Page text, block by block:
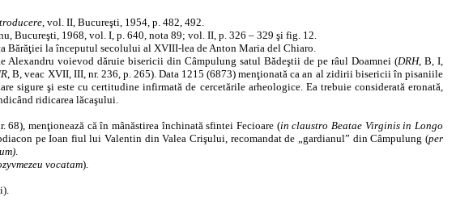
, vol. II, Bucureşti, 1954, p. 482, 492.
Bucureşti, 1968, vol. I, p. 640, nota 89; vol. II, p. 326 – 329 şi fig. 12.
Bărăţiei la începutul secolului al XVIII‑lea de Anton Maria del Chiaro.
voievod dăruie bisericii din Câmpulung satul Bădeştii de pe râul Doamnei (DRH, B, I,
, B, veac XVII, III, nr. 236, p. 265). Data 1215 (6873) menţionată ca an al zidirii bisericii în pisaniile
sigure şi este cu certitudine infirmată de cercetările arheologice. Ea trebuie considerată eronată,
ridicarea lăcaşului.
68), menţionează că în mânăstirea închinată sfintei Fecioare (in claustro Beatae Virginis in Longo
pe Ioan fiul lui Valentin din Valea Crişului, recomandat de „gardianul” din Câmpulung (per
.
vocatam).